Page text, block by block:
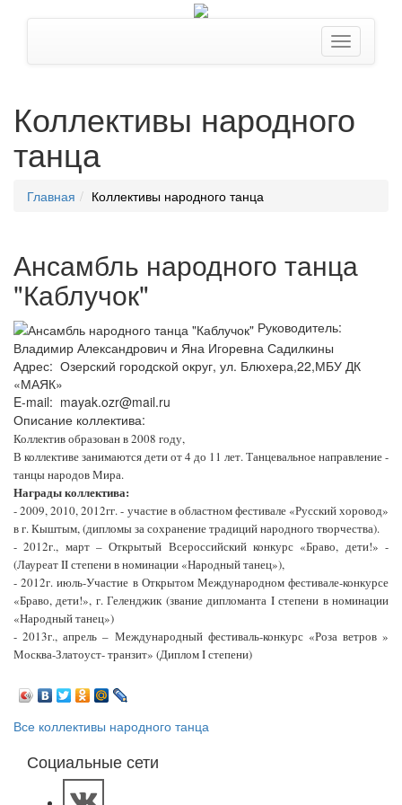
Коллективы народного
танца
Главная Коллективы народного танца
Ансамбль народного танца
"Каблучок"
Руководитель:
Владимир Александрович и Яна Игоревна Садилкины
Адрес: Озерский городской округ, ул. Блюхера,22,МБУ ДК
«МАЯК»
E-mail: mayak.ozr@mail.ru
Описание коллектива:
Коллектив образован в 2008 году,
В коллективе занимаются дети от 4 до 11 лет. Танцевальное направление -
танцы народов Мира.
Награды коллектива:
- 2009, 2010, 2012гг. - участие в областном фестивале «Русский хоровод»
в г. Кыштым, (дипломы за сохранение традиций народного творчества).
- 2012г., март – Открытый Всероссийский конкурс «Браво, дети!» -
(Лауреат II степени в номинации «Народный танец»),
- 2012г. июль-Участие в Открытом Международном фестивале-конкурсе
«Браво, дети!», г. Геленджик (звание дипломанта I степени в номинации
«Народный танец»)
- 2013г., апрель – Международный фестиваль-конкурс «Роза ветров »
Москва-Златоуст- транзит» (Диплом I степени)
Все коллективы народного танца
Социальные сети